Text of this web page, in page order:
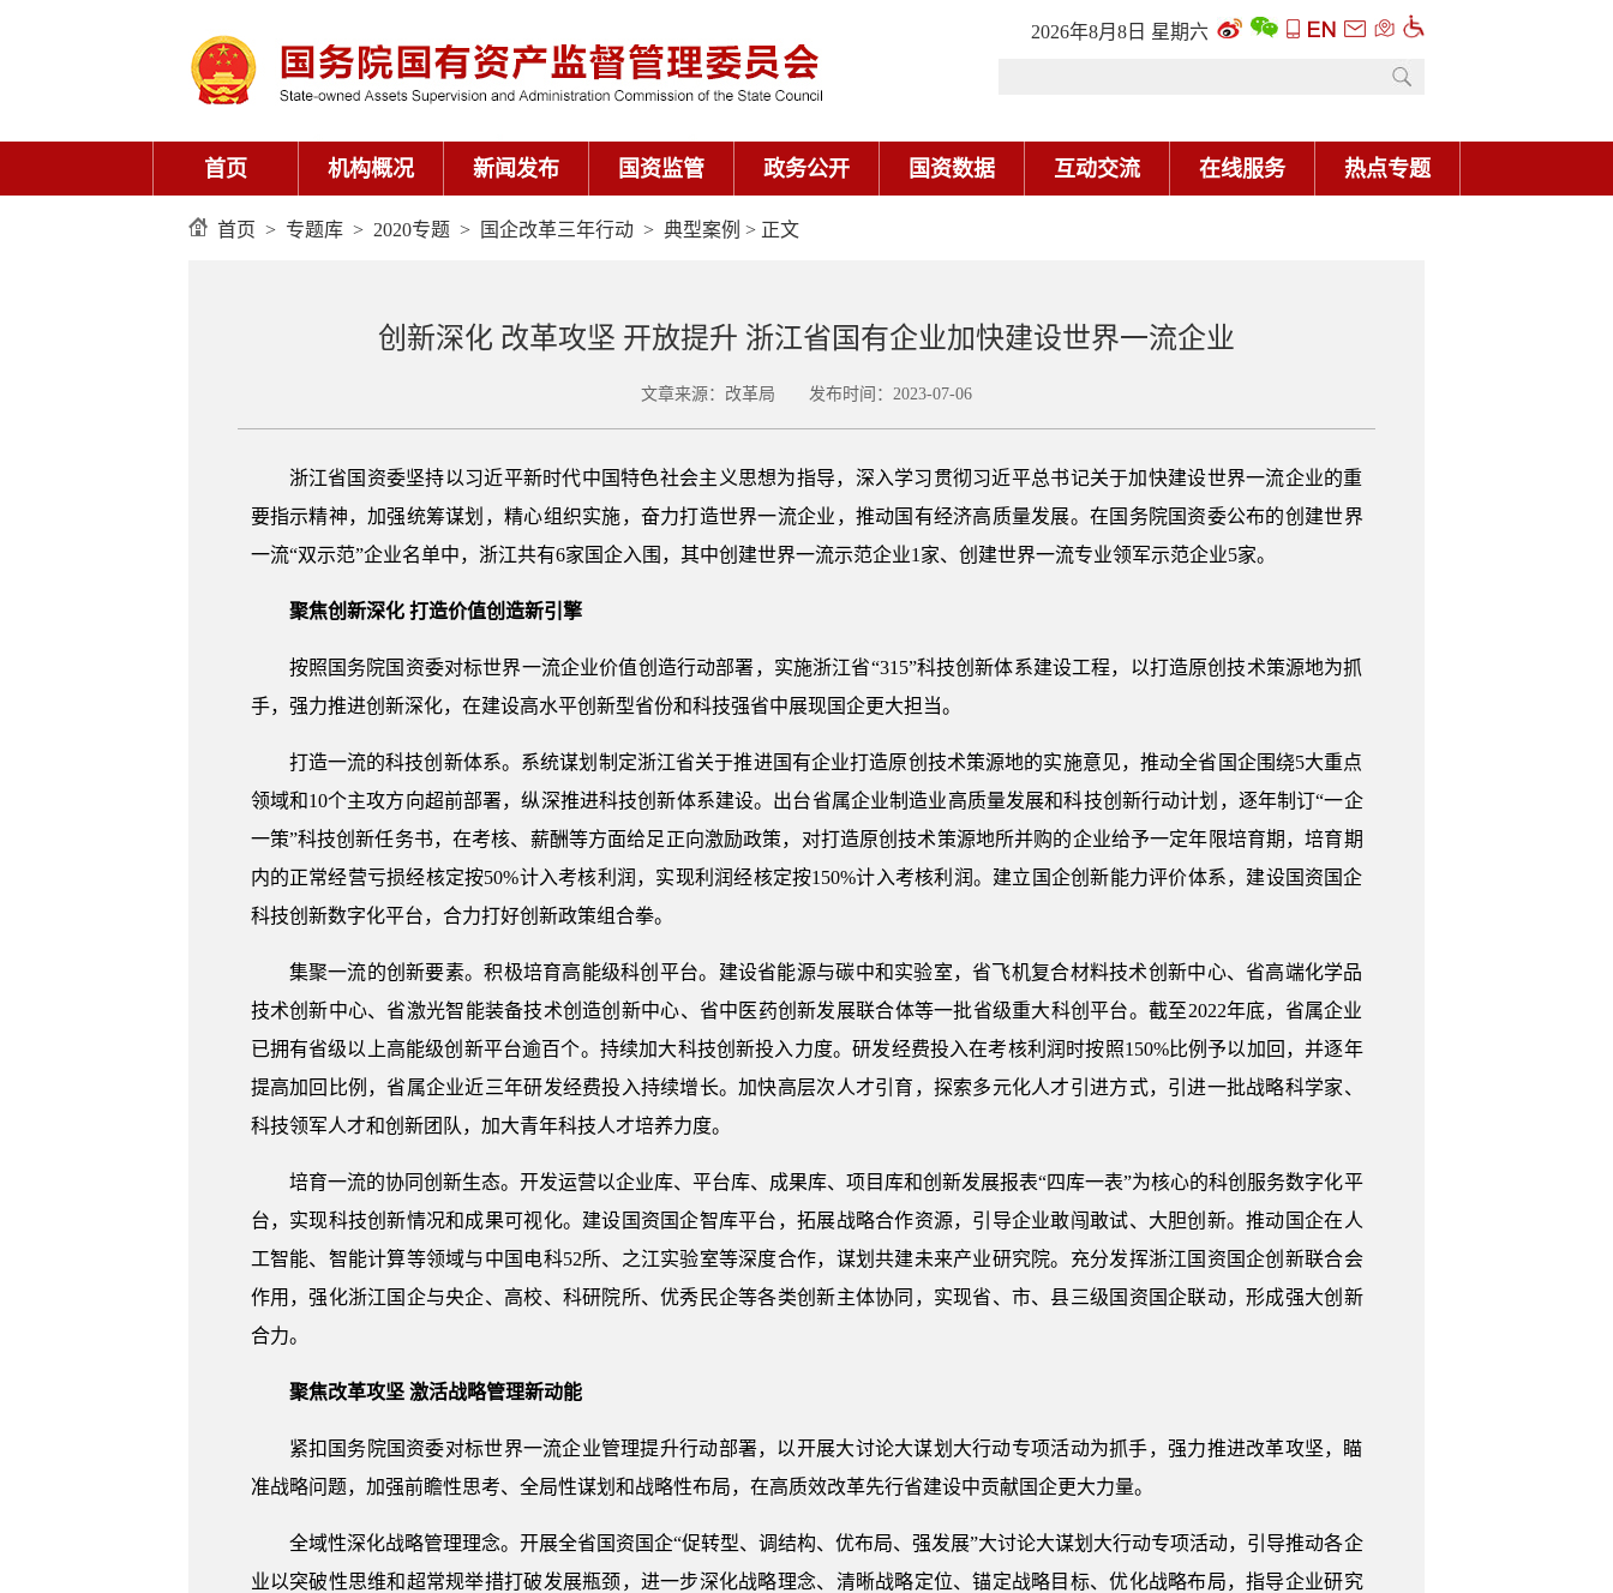
2026年8月8日 星期六
首页 机构概况 新闻发布 国资监管 政务公开 国资数据 互动交流 在线服务 热点专题
首页 > 专题库 > 2020专题 > 国企改革三年行动 > 典型案例 > 正文
创新深化 改革攻坚 开放提升 浙江省国有企业加快建设世界一流企业
文章来源：改革局 发布时间：2023-07-06
浙江省国资委坚持以习近平新时代中国特色社会主义思想为指导，深入学习贯彻习近平总书记关于加快建设世界一流企业的重
要指示精神，加强统筹谋划，精心组织实施，奋力打造世界一流企业，推动国有经济高质量发展。在国务院国资委公布的创建世界
一流“双示范”企业名单中，浙江共有6家国企入围，其中创建世界一流示范企业1家、创建世界一流专业领军示范企业5家。
聚焦创新深化 打造价值创造新引擎
按照国务院国资委对标世界一流企业价值创造行动部署，实施浙江省“315”科技创新体系建设工程，以打造原创技术策源地为抓
手，强力推进创新深化，在建设高水平创新型省份和科技强省中展现国企更大担当。
打造一流的科技创新体系。系统谋划制定浙江省关于推进国有企业打造原创技术策源地的实施意见，推动全省国企围绕5大重点
领域和10个主攻方向超前部署，纵深推进科技创新体系建设。出台省属企业制造业高质量发展和科技创新行动计划，逐年制订“一企
一策”科技创新任务书，在考核、薪酬等方面给足正向激励政策，对打造原创技术策源地所并购的企业给予一定年限培育期，培育期
内的正常经营亏损经核定按50%计入考核利润，实现利润经核定按150%计入考核利润。建立国企创新能力评价体系，建设国资国企
科技创新数字化平台，合力打好创新政策组合拳。
集聚一流的创新要素。积极培育高能级科创平台。建设省能源与碳中和实验室，省飞机复合材料技术创新中心、省高端化学品
技术创新中心、省激光智能装备技术创造创新中心、省中医药创新发展联合体等一批省级重大科创平台。截至2022年底，省属企业
已拥有省级以上高能级创新平台逾百个。持续加大科技创新投入力度。研发经费投入在考核利润时按照150%比例予以加回，并逐年
提高加回比例，省属企业近三年研发经费投入持续增长。加快高层次人才引育，探索多元化人才引进方式，引进一批战略科学家、
科技领军人才和创新团队，加大青年科技人才培养力度。
培育一流的协同创新生态。开发运营以企业库、平台库、成果库、项目库和创新发展报表“四库一表”为核心的科创服务数字化平
台，实现科技创新情况和成果可视化。建设国资国企智库平台，拓展战略合作资源，引导企业敢闯敢试、大胆创新。推动国企在人
工智能、智能计算等领域与中国电科52所、之江实验室等深度合作，谋划共建未来产业研究院。充分发挥浙江国资国企创新联合会
作用，强化浙江国企与央企、高校、科研院所、优秀民企等各类创新主体协同，实现省、市、县三级国资国企联动，形成强大创新
合力。
聚焦改革攻坚 激活战略管理新动能
紧扣国务院国资委对标世界一流企业管理提升行动部署，以开展大讨论大谋划大行动专项活动为抓手，强力推进改革攻坚，瞄
准战略问题，加强前瞻性思考、全局性谋划和战略性布局，在高质效改革先行省建设中贡献国企更大力量。
全域性深化战略管理理念。开展全省国资国企“促转型、调结构、优布局、强发展”大讨论大谋划大行动专项活动，引导推动各企
业以突破性思维和超常规举措打破发展瓶颈，进一步深化战略理念、清晰战略定位、锚定战略目标、优化战略布局，指导企业研究